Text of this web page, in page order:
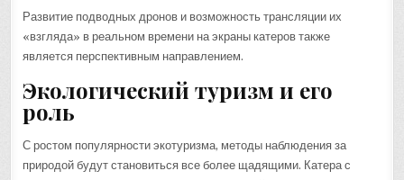
Развитие подводных дронов и возможность трансляции их
«взгляда» в реальном времени на экраны катеров также
является перспективным направлением.
Экологический туризм и его
роль
С ростом популярности экотуризма, методы наблюдения за
природой будут становиться все более щадящими. Катера с